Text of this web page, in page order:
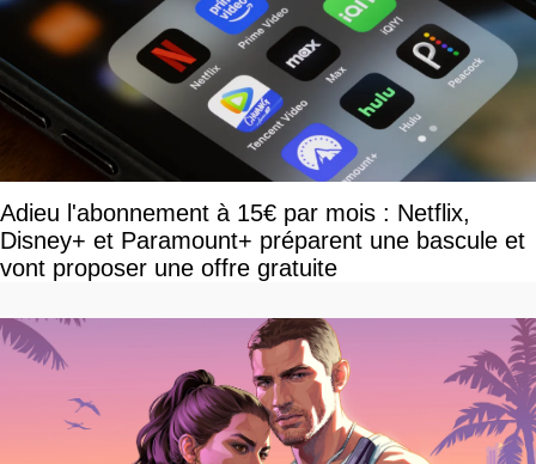
Adieu l'abonnement à 15€ par mois : Netflix,
Disney+ et Paramount+ préparent une bascule et
vont proposer une offre gratuite